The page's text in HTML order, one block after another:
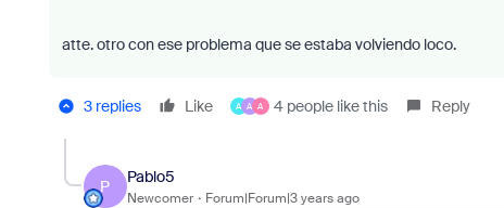
atte. otro con ese problema que se estaba volviendo loco.
3 replies Like A A A 4 people like this Reply
P
Pablo5
Newcomer Forum|Forum|3 years ago